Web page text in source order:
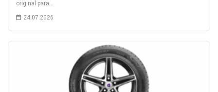
original para…
24.07.2026